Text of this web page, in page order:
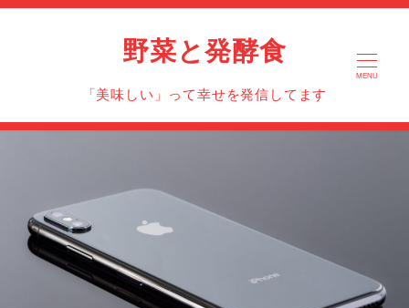
野菜と発酵食
「美味しい」って幸せを発信してます
MENU